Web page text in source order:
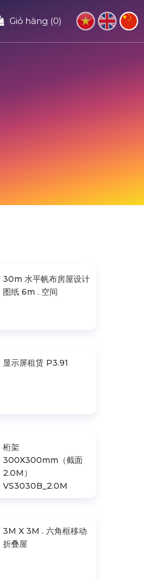
Giỏ hàng (0)
30m 水平帆布房屋设计
图纸 6m . 空间
显示屏租赁 P3.91
桁架
300X300mm（截面
2.0M）
VS3030B_2.0M
3M X 3M . 六角框移动
折叠屋